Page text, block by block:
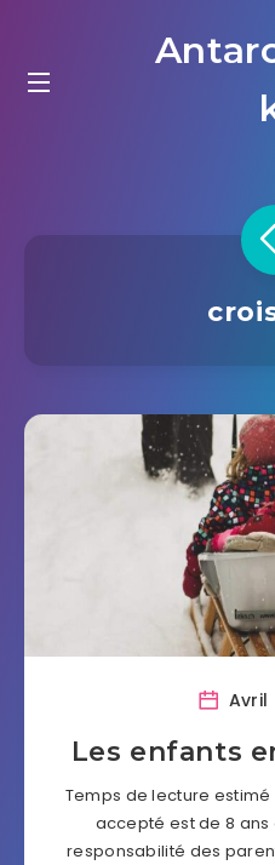
Avril
Les enfants
Temps de lecture estimé
accepté est de 8 ans
responsabilité des